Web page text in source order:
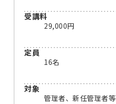
受講料
29,000円
定員
16名
対象
管理者、新任管理者等